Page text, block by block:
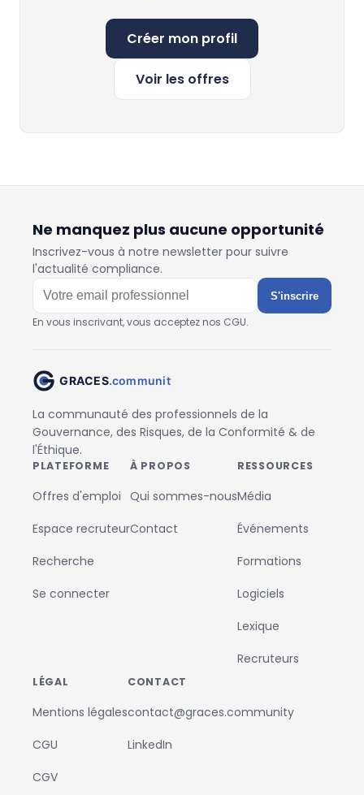
Créer mon profil
Voir les offres
Ne manquez plus aucune opportunité
Inscrivez-vous à notre newsletter pour suivre
l'actualité compliance.
S'inscrire
En vous inscrivant, vous acceptez nos CGU.
La communauté des professionnels de la
Gouvernance, des Risques, de la Conformité & de
l'Éthique.
PLATEFORME
Offres d'emploi
Espace recruteur
Recherche
Se connecter
À PROPOS
Qui sommes-nous
Contact
RESSOURCES
Média
Événements
Formations
Logiciels
Lexique
Recruteurs
LÉGAL
Mentions légales
CGU
CGV
CONTACT
contact@graces.community
LinkedIn